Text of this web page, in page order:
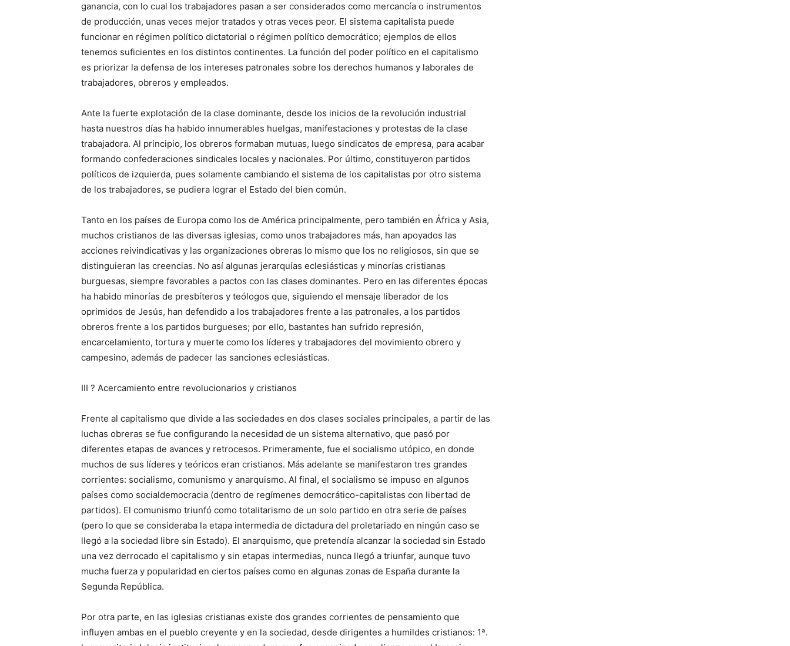
ganancia, con lo cual los trabajadores pasan a ser considerados como mercancía o instrumentos
de producción, unas veces mejor tratados y otras veces peor. El sistema capitalista puede
funcionar en régimen político dictatorial o régimen político democrático; ejemplos de ellos
tenemos suficientes en los distintos continentes. La función del poder político en el capitalismo
es priorizar la defensa de los intereses patronales sobre los derechos humanos y laborales de
trabajadores, obreros y empleados.
Ante la fuerte explotación de la clase dominante, desde los inicios de la revolución industrial
hasta nuestros días ha habido innumerables huelgas, manifestaciones y protestas de la clase
trabajadora. Al principio, los obreros formaban mutuas, luego sindicatos de empresa, para acabar
formando confederaciones sindicales locales y nacionales. Por último, constituyeron partidos
políticos de izquierda, pues solamente cambiando el sistema de los capitalistas por otro sistema
de los trabajadores, se pudiera lograr el Estado del bien común.
Tanto en los países de Europa como los de América principalmente, pero también en África y Asia,
muchos cristianos de las diversas iglesias, como unos trabajadores más, han apoyados las
acciones reivindicativas y las organizaciones obreras lo mismo que los no religiosos, sin que se
distinguieran las creencias. No así algunas jerarquías eclesiásticas y minorías cristianas
burguesas, siempre favorables a pactos con las clases dominantes. Pero en las diferentes épocas
ha habido minorías de presbíteros y teólogos que, siguiendo el mensaje liberador de los
oprimidos de Jesús, han defendido a los trabajadores frente a las patronales, a los partidos
obreros frente a los partidos burgueses; por ello, bastantes han sufrido represión,
encarcelamiento, tortura y muerte como los líderes y trabajadores del movimiento obrero y
campesino, además de padecer las sanciones eclesiásticas.
III ? Acercamiento entre revolucionarios y cristianos
Frente al capitalismo que divide a las sociedades en dos clases sociales principales, a partir de las
luchas obreras se fue configurando la necesidad de un sistema alternativo, que pasó por
diferentes etapas de avances y retrocesos. Primeramente, fue el socialismo utópico, en donde
muchos de sus líderes y teóricos eran cristianos. Más adelante se manifestaron tres grandes
corrientes: socialismo, comunismo y anarquismo. Al final, el socialismo se impuso en algunos
países como socialdemocracia (dentro de regímenes democrático-capitalistas con libertad de
partidos). El comunismo triunfó como totalitarismo de un solo partido en otra serie de países
(pero lo que se consideraba la etapa intermedia de dictadura del proletariado en ningún caso se
llegó a la sociedad libre sin Estado). El anarquismo, que pretendía alcanzar la sociedad sin Estado
una vez derrocado el capitalismo y sin etapas intermedias, nunca llegó a triunfar, aunque tuvo
mucha fuerza y popularidad en ciertos países como en algunas zonas de España durante la
Segunda República.
Por otra parte, en las iglesias cristianas existe dos grandes corrientes de pensamiento que
influyen ambas en el pueblo creyente y en la sociedad, desde dirigentes a humildes cristianos: 1ª.